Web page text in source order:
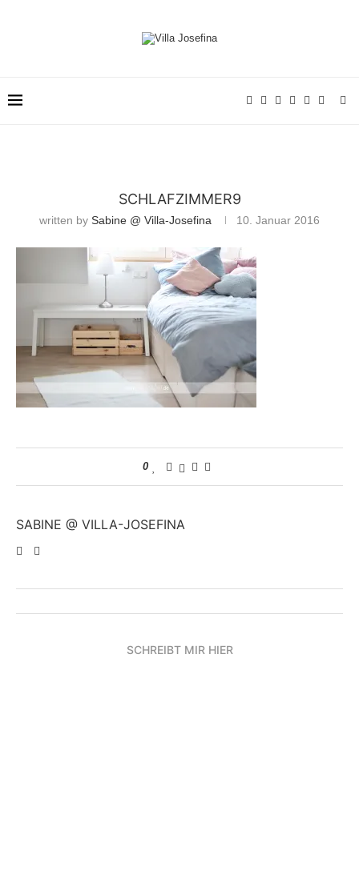
SCHLAFZIMMER9
written by Sabine @ Villa-Josefina 10. Januar 2016
0
SABINE @ VILLA-JOSEFINA
SCHREIBT MIR HIER